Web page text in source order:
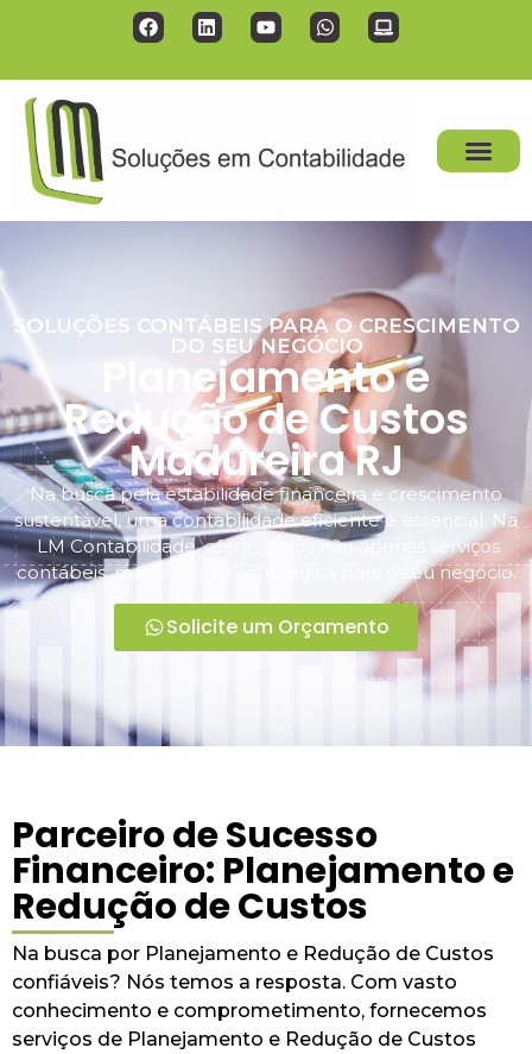
SOLUÇÕES CONTÁBEIS PARA O CRESCIMENTO
DO SEU NEGÓCIO
Planejamento e
Redução de Custos
Madureira RJ
Na busca pela estabilidade financeira e crescimento
sustentável, uma contabilidade eficiente é essencial. Na
LM Contabilidade, oferecemos não apenas serviços
contábeis, mas parceria estratégica para o seu negócio.
Solicite um Orçamento
Parceiro de Sucesso
Financeiro: Planejamento e
Redução de Custos
Na busca por Planejamento e Redução de Custos
confiáveis? Nós temos a resposta. Com vasto
conhecimento e comprometimento, fornecemos
serviços de Planejamento e Redução de Custos